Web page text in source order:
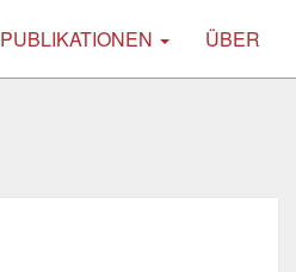
PUBLIKATIONEN ÜBER